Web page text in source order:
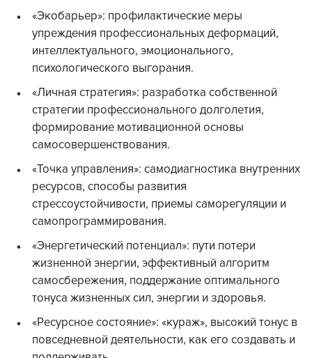
«Экобарьер»: профилактические меры
упреждения профессиональных деформаций,
интеллектуального, эмоционального,
психологического выгорания.
«Личная стратегия»: разработка собственной
стратегии профессионального долголетия,
формирование мотивационной основы
самосовершенствования.
«Точка управления»: самодиагностика внутренних
ресурсов, способы развития
стрессоустойчивости, приемы саморегуляции и
самопрограммирования.
«Энергетический потенциал»: пути потери
жизненной энергии, эффективный алгоритм
самосбережения, поддержание оптимального
тонуса жизненных сил, энергии и здоровья.
«Ресурсное состояние»: «кураж», высокий тонус в
повседневной деятельности, как его создавать и